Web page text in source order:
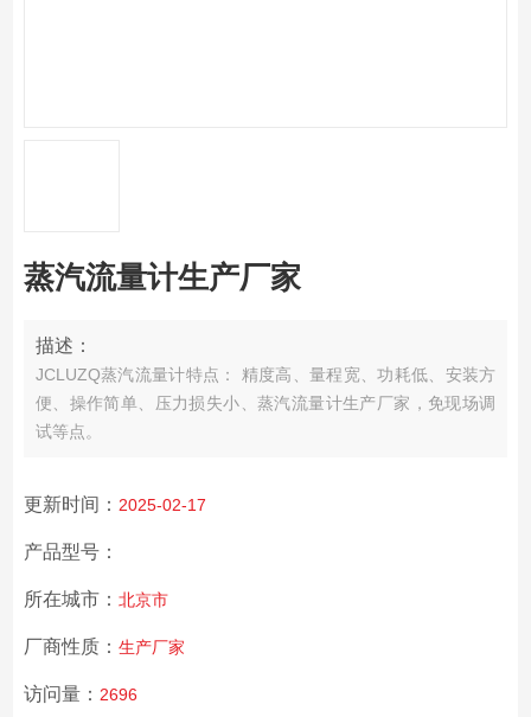
蒸汽流量计生产厂家
描述：
JCLUZQ蒸汽流量计特点： 精度高、量程宽、功耗低、安装方
便、操作简单、压力损失小、蒸汽流量计生产厂家，免现场调
试等点。
更新时间： 2025-02-17
产品型号：
所在城市： 北京市
厂商性质： 生产厂家
访问量： 2696